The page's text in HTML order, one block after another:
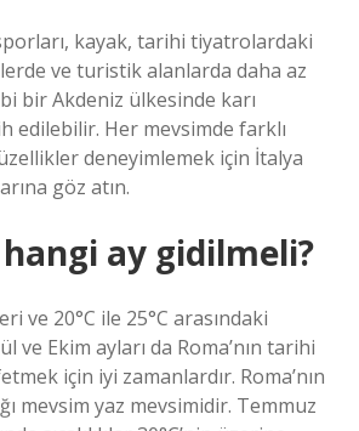
kayak, tarihi tiyatrolardaki
ve turistik alanlarda daha az
bir Akdeniz ülkesinde karı
edilebilir. Her mevsimde farklı
deneyimlemek için İtalya
göz atın.
hangi ay gidilmeli?
ve 20°C ile 25°C arasındaki
ve Ekim ayları da Roma’nın tarihi
için iyi zamanlardır. Roma’nın
mevsim yaz mevsimidir. Temmuz